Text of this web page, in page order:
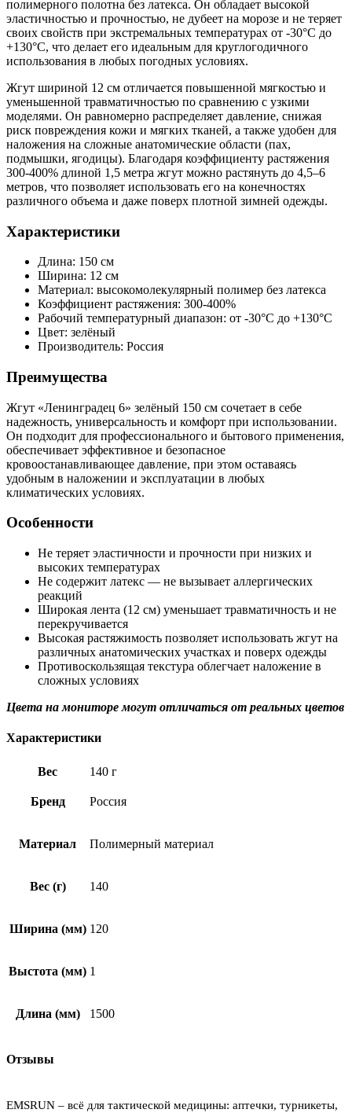
полимерного полотна без латекса. Он обладает высокой
эластичностью и прочностью, не дубеет на морозе и не теряет
своих свойств при экстремальных температурах от -30°C до
+130°C, что делает его идеальным для круглогодичного
использования в любых погодных условиях.
Жгут шириной 12 см отличается повышенной мягкостью и
уменьшенной травматичностью по сравнению с узкими
моделями. Он равномерно распределяет давление, снижая
риск повреждения кожи и мягких тканей, а также удобен для
наложения на сложные анатомические области (пах,
подмышки, ягодицы). Благодаря коэффициенту растяжения
300-400% длиной 1,5 метра жгут можно растянуть до 4,5–6
метров, что позволяет использовать его на конечностях
различного объема и даже поверх плотной зимней одежды.
Характеристики
Длина: 150 см
Ширина: 12 см
Материал: высокомолекулярный полимер без латекса
Коэффициент растяжения: 300-400%
Рабочий температурный диапазон: от -30°C до +130°C
Цвет: зелёный
Производитель: Россия
Преимущества
Жгут «Ленинградец 6» зелёный 150 см сочетает в себе
надежность, универсальность и комфорт при использовании.
Он подходит для профессионального и бытового применения,
обеспечивает эффективное и безопасное
кровоостанавливающее давление, при этом оставаясь
удобным в наложении и эксплуатации в любых
климатических условиях.
Особенности
Не теряет эластичности и прочности при низких и
высоких температурах
Не содержит латекс — не вызывает аллергических
реакций
Широкая лента (12 см) уменьшает травматичность и не
перекручивается
Высокая растяжимость позволяет использовать жгут на
различных анатомических участках и поверх одежды
Противоскользящая текстура облегчает наложение в
сложных условиях
Цвета на мониторе могут отличаться от реальных цветов
Характеристики
Вес 140 г
Бренд Россия
Материал Полимерный материал
Вес (г) 140
Ширина (мм) 120
Выстота (мм) 1
Длина (мм) 1500
Отзывы
EMSRUN – всё для тактической медицины: аптечки, турникеты,